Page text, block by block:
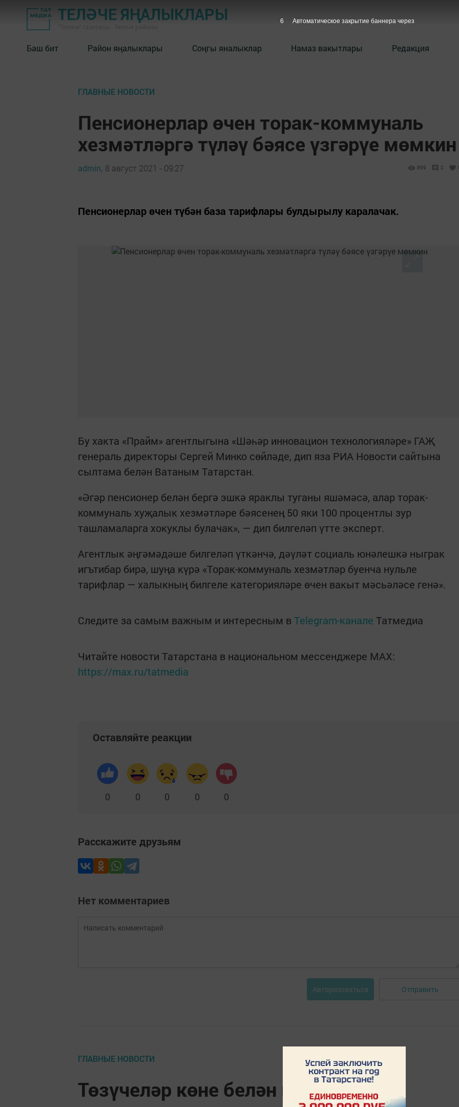
ТЕЛӘЧЕ ЯҢАЛЫКЛАРЫ
Баш бит Район яңалыклары Соңгы яналыклар Намаз вакытлары Редакция
ГЛАВНЫЕ НОВОСТИ
Пенсионерлар өчен торак-коммуналь
хезмәтләргә түләү бәясе үзгәрүе мөмкин
admin, 8 август 2021 - 09:27 899 0
Пенсионерлар өчен түбән база тарифлары булдырылу каралачак.
Бу хакта «Прайм» агентлыгына «Шәһәр инновацион технологияләре» ГАҖ
генераль директоры Сергей Минко сөйләде, дип яза РИА Новости сайтына
сылтама белән Ватаным Татарстан.
«Әгәр пенсионер белән бергә эшкә яраклы туганы яшәмәсә, алар торак-
коммуналь хуҗалык хезмәтләре бәясенең 50 яки 100 процентлы зур
ташламаларга хокуклы булачак», — дип билгеләп үтте эксперт.
Агентлык әңгәмәдәше билгеләп үткәнчә, дәүләт социаль юнәлешкә ныграк
игътибар бирә, шуңа күрә «Торак-коммуналь хезмәтләр буенча нульле
тарифлар — халыкның билгеле категорияләре өчен вакыт мәсьәләсе генә».
Следите за самым важным и интересным в Telegram-канале Татмедиа
Читайте новости Татарстана в национальном мессенджере MАХ:
https://max.ru/tatmedia
Оставляйте реакции
0 0 0 0 0
Расскажите друзьям
Нет комментариев
Авторизоваться Отправить
ГЛАВНЫЕ НОВОСТИ
Төзүчеләр көне белән котлыйбыз!
5 Автоматическое закрытие баннера через